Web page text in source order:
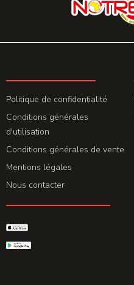
Politique de confidentialité
Conditions générales
d'utilisation
Conditions générales de vente
Mentions légales
Nous contacter